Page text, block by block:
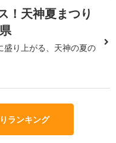
！天神夏まつり
盛り上がる、天神の夏の
ランキング